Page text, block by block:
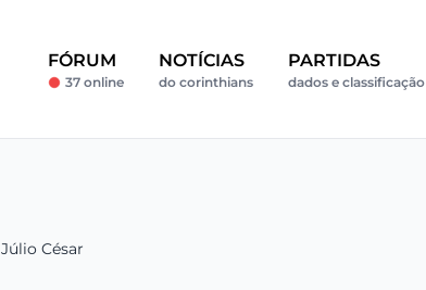
FÓRUM
37 online
NOTÍCIAS
do corinthians
PARTIDAS
dados e classificação
Júlio César